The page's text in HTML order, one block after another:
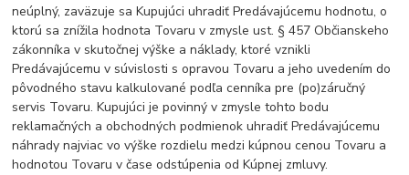
neúplný, zaväzuje sa Kupujúci uhradiť Predávajúcemu hodnotu, o
ktorú sa znížila hodnota Tovaru v zmysle ust. § 457 Občianskeho
zákonníka v skutočnej výške a náklady, ktoré vznikli
Predávajúcemu v súvislosti s opravou Tovaru a jeho uvedením do
pôvodného stavu kalkulované podľa cenníka pre (po)záručný
servis Tovaru. Kupujúci je povinný v zmysle tohto bodu
reklamačných a obchodných podmienok uhradiť Predávajúcemu
náhrady najviac vo výške rozdielu medzi kúpnou cenou Tovaru a
hodnotou Tovaru v čase odstúpenia od Kúpnej zmluvy.